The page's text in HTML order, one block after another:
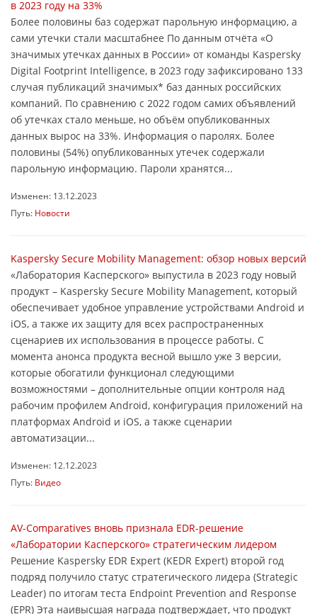
в 2023 году на 33%
Более половины баз содержат парольную информацию, а
сами утечки стали масштабнее По данным отчёта «О
значимых утечках данных в России» от команды Kaspersky
Digital Footprint Intelligence, в 2023 году зафиксировано 133
случая публикаций значимых* баз данных российских
компаний. По сравнению с 2022 годом самих объявлений
об утечках стало меньше, но объём опубликованных
данных вырос на 33%. Информация о паролях. Более
половины (54%) опубликованных утечек содержали
парольную информацию. Пароли хранятся...
Изменен: 13.12.2023
Путь: Новости
Kaspersky Secure Mobility Management: обзор новых версий
«Лаборатория Касперского» выпустила в 2023 году новый
продукт – Kaspersky Secure Mobility Management, который
обеспечивает удобное управление устройствами Android и
iOS, а также их защиту для всех распространенных
сценариев их использования в процессе работы. С
момента анонса продукта весной вышло уже 3 версии,
которые обогатили функционал следующими
возможностями – дополнительные опции контроля над
рабочим профилем Android, конфигурация приложений на
платформах Android и iOS, а также сценарии
автоматизации...
Изменен: 12.12.2023
Путь: Видео
AV-Comparatives вновь признала EDR-решение
«Лаборатории Касперского» стратегическим лидером
Решение Kaspersky EDR Expert (KEDR Expert) второй год
подряд получило статус стратегического лидера (Strategic
Leader) по итогам теста Endpoint Prevention and Response
(EPR) Эта наивысшая награда подтверждает, что продукт